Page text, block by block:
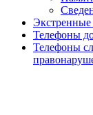
Телефоны
Телефоны